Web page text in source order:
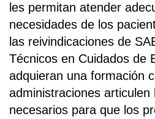
les permitan atender
necesidades de los
las reivindicaciones de
Técnicos en Cuidados de
adquieran una formación
administraciones articulen
necesarios para que los